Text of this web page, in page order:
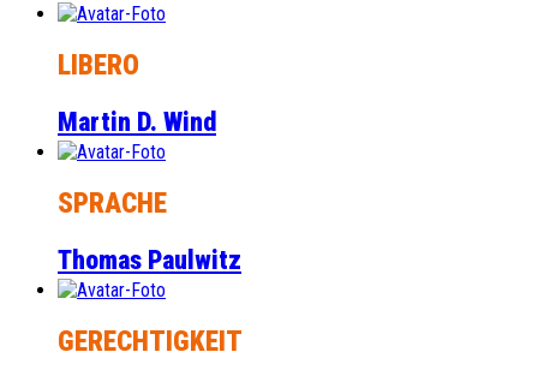
LIBERO
Martin D. Wind
SPRACHE
Thomas Paulwitz
GERECHTIGKEIT